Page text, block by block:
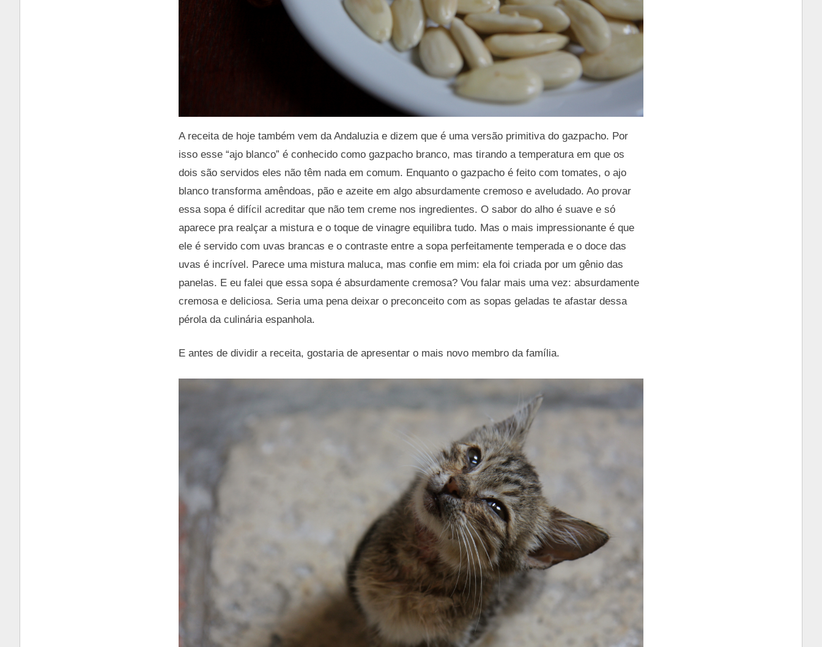
A receita de hoje também vem da Andaluzia e dizem que é uma versão primitiva do gazpacho. Por
isso esse “ajo blanco” é conhecido como gazpacho branco, mas tirando a temperatura em que os
dois são servidos eles não têm nada em comum. Enquanto o gazpacho é feito com tomates, o ajo
blanco transforma amêndoas, pão e azeite em algo absurdamente cremoso e aveludado. Ao provar
essa sopa é difícil acreditar que não tem creme nos ingredientes. O sabor do alho é suave e só
aparece pra realçar a mistura e o toque de vinagre equilibra tudo. Mas o mais impressionante é que
ele é servido com uvas brancas e o contraste entre a sopa perfeitamente temperada e o doce das
uvas é incrível. Parece uma mistura maluca, mas confie em mim: ela foi criada por um gênio das
panelas. E eu falei que essa sopa é absurdamente cremosa? Vou falar mais uma vez: absurdamente
cremosa e deliciosa. Seria uma pena deixar o preconceito com as sopas geladas te afastar dessa
pérola da culinária espanhola.
E antes de dividir a receita, gostaria de apresentar o mais novo membro da família.